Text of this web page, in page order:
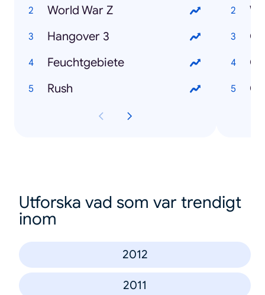
World War Z
Hangover 3
Feuchtgebiete
Rush
Utforska vad som var trendigt
inom
2012
2011